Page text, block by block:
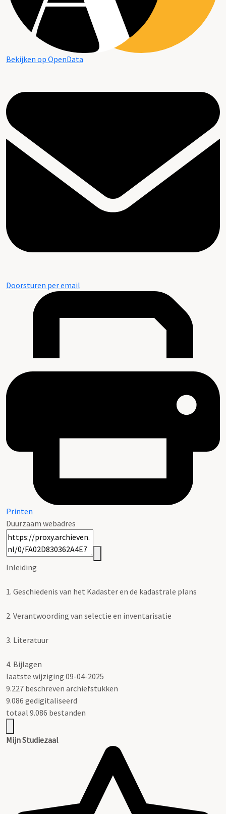
Bekijken op OpenData
Doorsturen per email
Printen
Duurzaam webadres
Inleiding
1. Geschiedenis van het Kadaster en de kadastrale plans
2. Verantwoording van selectie en inventarisatie
3. Literatuur
4. Bijlagen
laatste wijziging 09-04-2025
9.227 beschreven archiefstukken
9.086 gedigitaliseerd
totaal 9.086 bestanden
Mijn Studiezaal